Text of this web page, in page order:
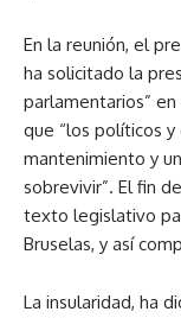
En la reunión, el
ha solicitado la
parlamentarios”
que “los políticos
mantenimiento y
sobrevivir”. El fin
texto legislativo
Bruselas, y así
La insularidad, ha